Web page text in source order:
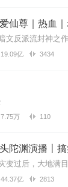
仙尊｜热血
19.09亿 3434
7.75万 110
陀渊演播丨
44.37亿 2813